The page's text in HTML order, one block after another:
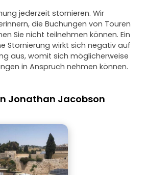
jederzeit stornieren. Wir
die Buchungen von Touren
Sie nicht teilnehmen können. Ein
Stornierung wirkt sich negativ auf
aus, womit sich möglicherweise
in Anspruch nehmen können.
Jonathan Jacobson